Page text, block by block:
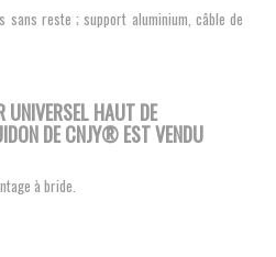
sans reste ; support aluminium, câble de
UNIVERSELHAUT DE
DE CNJY®EST VENDU
à bride.